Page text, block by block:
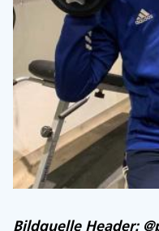
Bildquelle Header: